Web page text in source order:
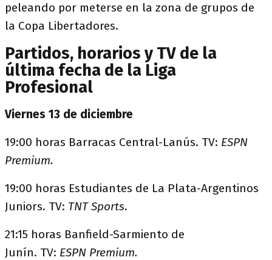
peleando por meterse en la zona de grupos de
la Copa Libertadores.
Partidos, horarios y TV de la
última fecha de la Liga
Profesional
Viernes 13 de diciembre
19:00 horas Barracas Central-Lanús. TV: ESPN
Premium.
19:00 horas Estudiantes de La Plata-Argentinos
Juniors. TV: TNT Sports.
21:15 horas Banfield-Sarmiento de
Junín. TV: ESPN Premium.